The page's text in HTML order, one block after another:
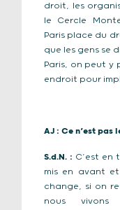
droit, les
le Cercle
Paris place du
que les gens se
Paris, on peut y
endroit pour
AJ : Ce n’est pas
S.d.N. : C’est
mis en avant
change, si on
nous vivons